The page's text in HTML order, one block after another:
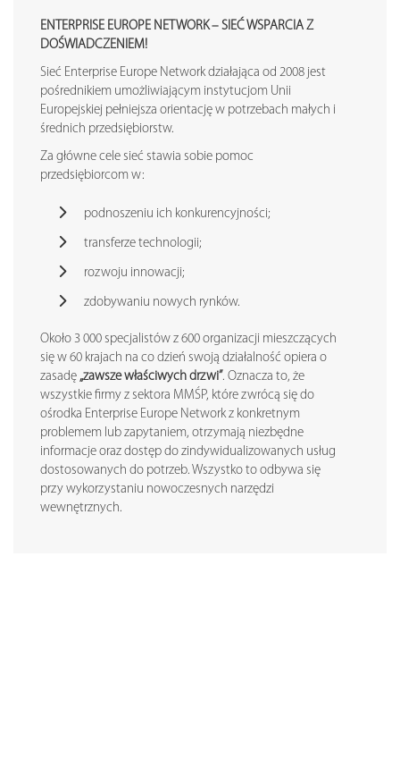
ENTERPRISE EUROPE NETWORK – SIEĆ WSPARCIA Z
DOŚWIADCZENIEM!
Sieć Enterprise Europe Network działająca od 2008 jest
pośrednikiem umożliwiającym instytucjom Unii
Europejskiej pełniejsza orientację w potrzebach małych i
średnich przedsiębiorstw.
Za główne cele sieć stawia sobie pomoc
przedsiębiorcom w:
podnoszeniu ich konkurencyjności;
transferze technologii;
rozwoju innowacji;
zdobywaniu nowych rynków.
Około 3 000 specjalistów z 600 organizacji mieszczących
się w 60 krajach na co dzień swoją działalność opiera o
zasadę „zawsze właściwych drzwi”. Oznacza to, że
wszystkie firmy z sektora MMŚP, które zwrócą się do
ośrodka Enterprise Europe Network z konkretnym
problemem lub zapytaniem, otrzymają niezbędne
informacje oraz dostęp do zindywidualizowanych usług
dostosowanych do potrzeb. Wszystko to odbywa się
przy wykorzystaniu nowoczesnych narzędzi
wewnętrznych.